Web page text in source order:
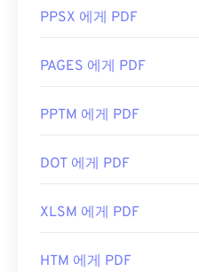
PPSX 에게 PDF
PAGES 에게 PDF
PPTM 에게 PDF
DOT 에게 PDF
XLSM 에게 PDF
HTM 에게 PDF